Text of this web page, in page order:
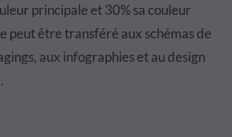
principale et 30% sa couleur
peut être transféré aux schémas de
aux infographies et au design